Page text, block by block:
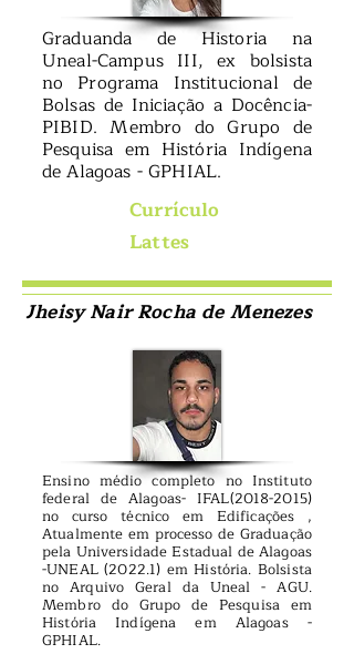
Graduanda de Historia na
Uneal-Campus III, ex bolsista
no Programa Institucional de
Bolsas de Iniciação a Docência-
PIBID. Membro do Grupo de
Pesquisa em História Indígena
de Alagoas - GPHIAL.
Currículo
Lattes
Jheisy Nair Rocha de Menezes
Ensino médio completo no Instituto
federal de Alagoas- IFAL(2018-2015)
no curso técnico em Edificações ,
Atualmente em processo de Graduação
pela Universidade Estadual de Alagoas
-UNEAL (2022.1) em História. Bolsista
no Arquivo Geral da Uneal - AGU.
Membro do Grupo de Pesquisa em
História Indígena em Alagoas -
GPHIAL.